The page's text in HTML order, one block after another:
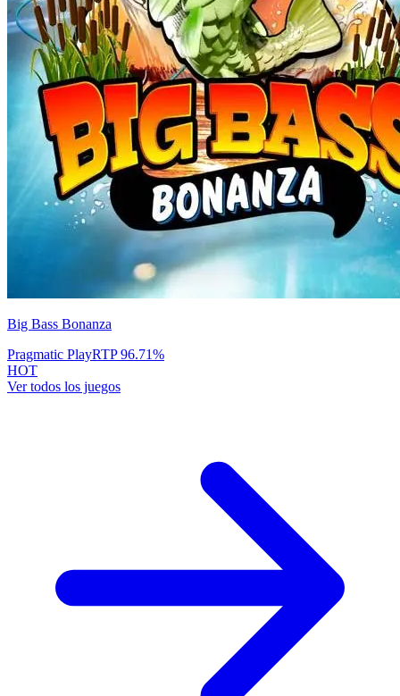
Big Bass Bonanza
Pragmatic PlayRTP96.71%
HOT
Ver todos los juegos